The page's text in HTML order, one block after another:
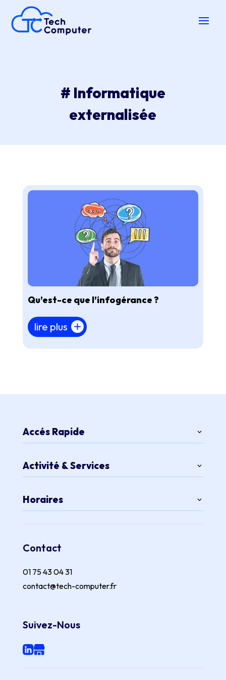
# Informatique
externalisée
Qu’est-ce que l’infogérance ?
lire plus
Accés Rapide
Activité & Services
Horaires
Contact
01 75 43 04 31
contact@tech-computer.fr
Suivez-Nous